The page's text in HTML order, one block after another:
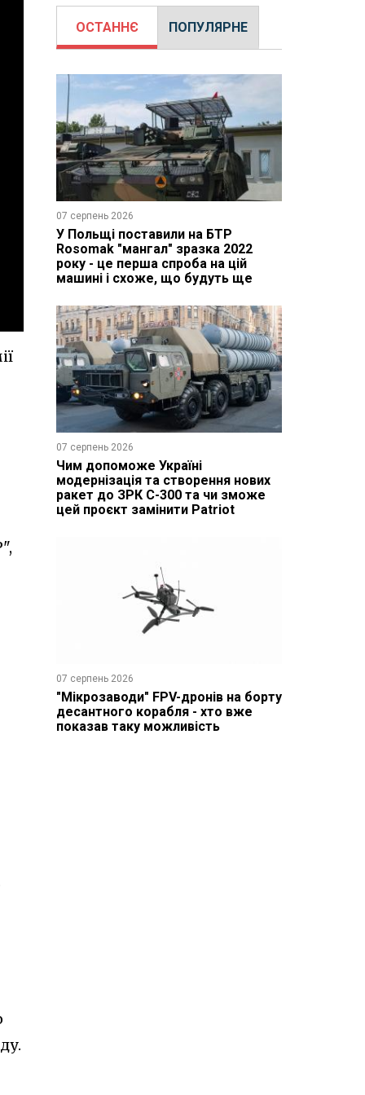
ОСТАННЄ ПОПУЛЯРНЕ
07 серпень 2026
У Польщі поставили на БТР
Rosomak "мангал" зразка 2022
року - це перша спроба на цій
машині і схоже, що будуть ще
07 серпень 2026
Чим допоможе Україні
модернізація та створення нових
ракет до ЗРК С-300 та чи зможе
цей проєкт замінити Patriot
07 серпень 2026
"Мікрозаводи" FPV-дронів на борту
десантного корабля - хто вже
показав таку можливість